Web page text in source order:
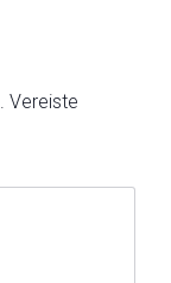
Vereiste